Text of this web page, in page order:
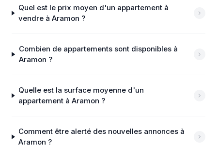
Quel est le prix moyen d'un appartement à
vendre à Aramon ?
Combien de appartements sont disponibles à
Aramon ?
Quelle est la surface moyenne d'un
appartement à Aramon ?
Comment être alerté des nouvelles annonces à
Aramon ?